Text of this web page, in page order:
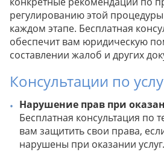
регулированию этой
каждом этапе. Бесплатная
обеспечит вам юридическую
составлении жалоб и других
Консультации по
Нарушение прав при
Бесплатная консультация по
вам защитить свои права,
нарушены при оказании услуг.